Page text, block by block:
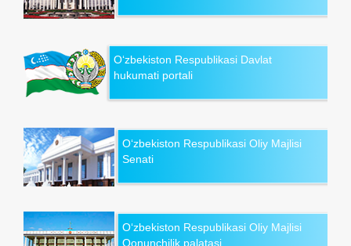
O‘zbekiston Respublikasi Davlat
hukumati portali
O‘zbekiston Respublikasi Oliy Majlisi
Senati
O‘zbekiston Respublikasi Oliy Majlisi
Qonunchilik palatasi